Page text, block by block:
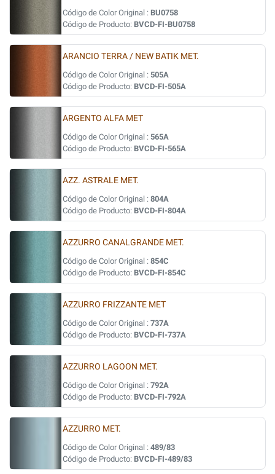
Código de Color Original : BU0758
Código de Producto: BVCD-FI-BU0758
ARANCIO TERRA / NEW BATIK MET.
Código de Color Original : 505A
Código de Producto: BVCD-FI-505A
ARGENTO ALFA MET
Código de Color Original : 565A
Código de Producto: BVCD-FI-565A
AZZ. ASTRALE MET.
Código de Color Original : 804A
Código de Producto: BVCD-FI-804A
AZZURRO CANALGRANDE MET.
Código de Color Original : 854C
Código de Producto: BVCD-FI-854C
AZZURRO FRIZZANTE MET
Código de Color Original : 737A
Código de Producto: BVCD-FI-737A
AZZURRO LAGOON MET.
Código de Color Original : 792A
Código de Producto: BVCD-FI-792A
AZZURRO MET.
Código de Color Original : 489/83
Código de Producto: BVCD-FI-489/83